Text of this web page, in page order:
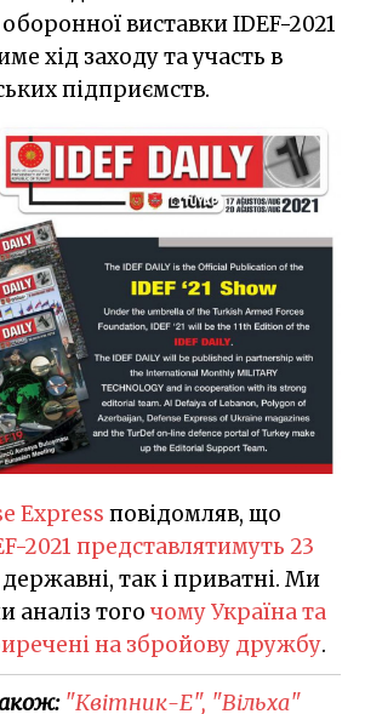
виставки IDEF-2021
хід заходу та участь в
підприємств.
Express повідомляв, що
2021 представлятимуть 23
так і приватні. Ми
аналіз того чому Україна та
на збройову дружбу.
"Квітник-Е", "Вільха"